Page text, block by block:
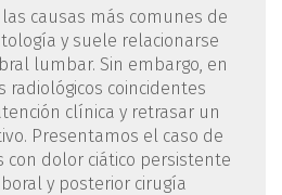
causas más comunes de
y suele relacionarse
lumbar. Sin embargo, en
radiológicos coincidentes
clínica y retrasar un
Presentamos el caso de
con dolor ciático persistente
y posterior cirugía